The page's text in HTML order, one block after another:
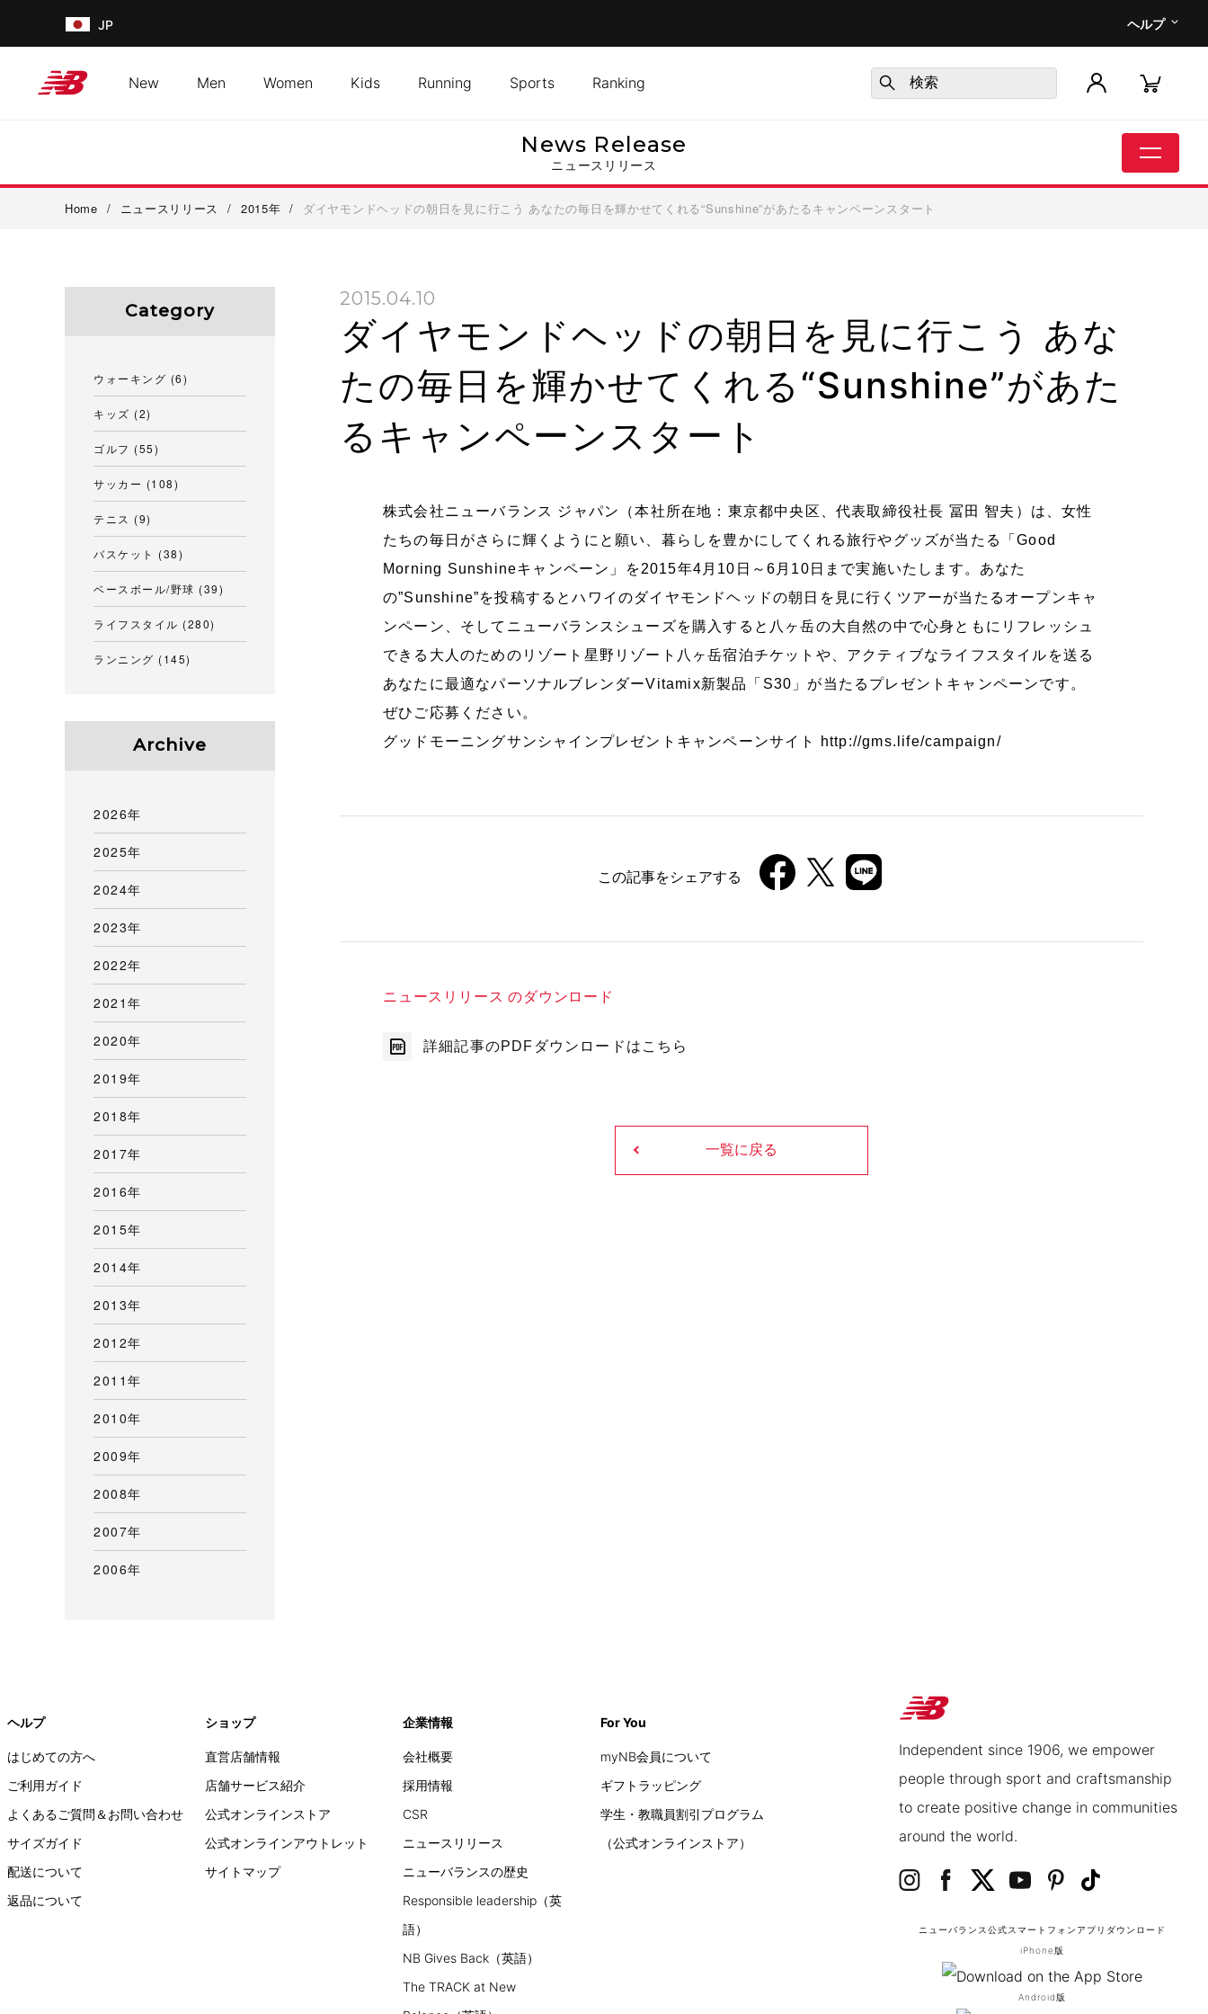
JP ヘルプ
New Men Women Kids Running Sports Ranking
News Release
ニュースリリース
Home / ニュースリリース / 2015年 / ダイヤモンドヘッドの朝日を見に行こう あなたの毎日を輝かせてくれる“Sunshine”があたるキャンペーンスタート
2015.04.10
ダイヤモンドヘッドの朝日を見に行こう あな
たの毎日を輝かせてくれる“Sunshine”があた
るキャンペーンスタート
株式会社ニューバランス ジャパン（本社所在地：東京都中央区、代表取締役社長 冨田 智夫）は、女性
たちの毎日がさらに輝くようにと願い、暮らしを豊かにしてくれる旅行やグッズが当たる「Good
Morning Sunshineキャンペーン」を2015年4月10日～6月10日まで実施いたします。あなた
の”Sunshine”を投稿するとハワイのダイヤモンドヘッドの朝日を見に行くツアーが当たるオープンキャ
ンペーン、そしてニューバランスシューズを購入すると八ヶ岳の大自然の中で心身ともにリフレッシュ
できる大人のためのリゾート星野リゾート八ヶ岳宿泊チケットや、アクティブなライフスタイルを送る
あなたに最適なパーソナルブレンダーVitamix新製品「S30」が当たるプレゼントキャンペーンです。
ぜひご応募ください。
グッドモーニングサンシャインプレゼントキャンペーンサイト http://gms.life/campaign/
この記事をシェアする
ニュースリリース のダウンロード
詳細記事のPDFダウンロードはこちら
一覧に戻る
Category
ウォーキング (6)
キッズ (2)
ゴルフ (55)
サッカー (108)
テニス (9)
バスケット (38)
ベースボール/野球 (39)
ライフスタイル (280)
ランニング (145)
Archive
2026年
2025年
2024年
2023年
2022年
2021年
2020年
2019年
2018年
2017年
2016年
2015年
2014年
2013年
2012年
2011年
2010年
2009年
2008年
2007年
2006年
ヘルプ
はじめての方へ
ご利用ガイド
よくあるご質問＆お問い合わせ
サイズガイド
配送について
返品について
ショップ
直営店舗情報
店舗サービス紹介
公式オンラインストア
公式オンラインアウトレット
サイトマップ
企業情報
会社概要
採用情報
CSR
ニュースリリース
ニューバランスの歴史
Responsible leadership（英
語）
NB Gives Back（英語）
The TRACK at New
For You
myNB会員について
ギフトラッピング
学生・教職員割引プログラム
（公式オンラインストア）
Independent since 1906, we empower
people through sport and craftsmanship
to create positive change in communities
around the world.
ニューバランス公式スマートフォンアプリ ダウンロード
iPhone版
Android版